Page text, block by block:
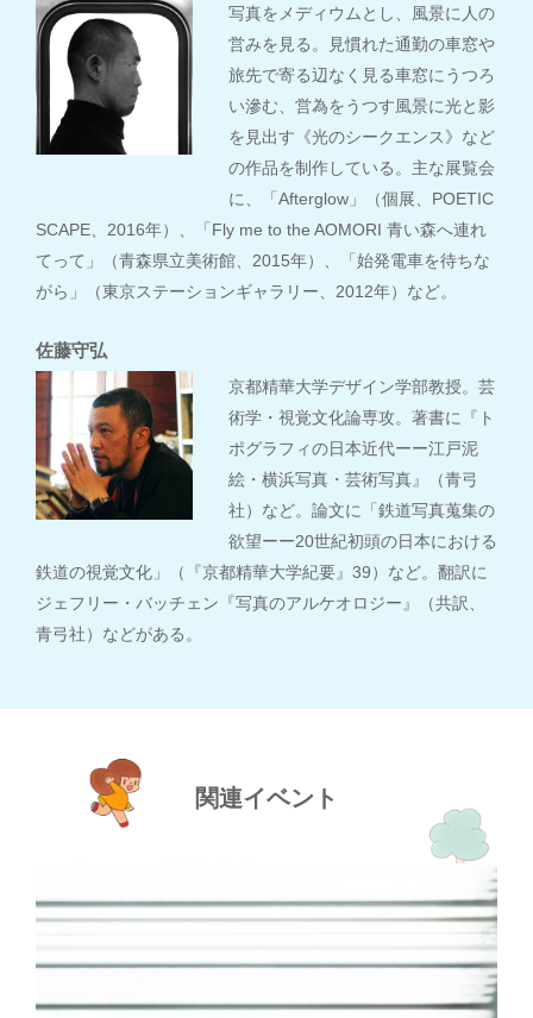
写真をメディウムとし、風景に人の
営みを見る。見慣れた通勤の車窓や
旅先で寄る辺なく見る車窓にうつろ
い滲む、営為をうつす風景に光と影
を見出す《光のシークエンス》など
の作品を制作している。主な展覧会
に、「Afterglow」（個展、POETIC
SCAPE、2016年）、「Fly me to the AOMORI 青い森へ連れ
てって」（青森県立美術館、2015年）、「始発電車を待ちな
がら」（東京ステーションギャラリー、2012年）など。
佐藤守弘
京都精華大学デザイン学部教授。芸
術学・視覚文化論専攻。著書に『ト
ポグラフィの日本近代ーー江戸泥
絵・横浜写真・芸術写真』（青弓
社）など。論文に「鉄道写真蒐集の
欲望ーー20世紀初頭の日本における
鉄道の視覚文化」（『京都精華大学紀要』39）など。翻訳に
ジェフリー・バッチェン『写真のアルケオロジー』（共訳、
青弓社）などがある。
関連イベント